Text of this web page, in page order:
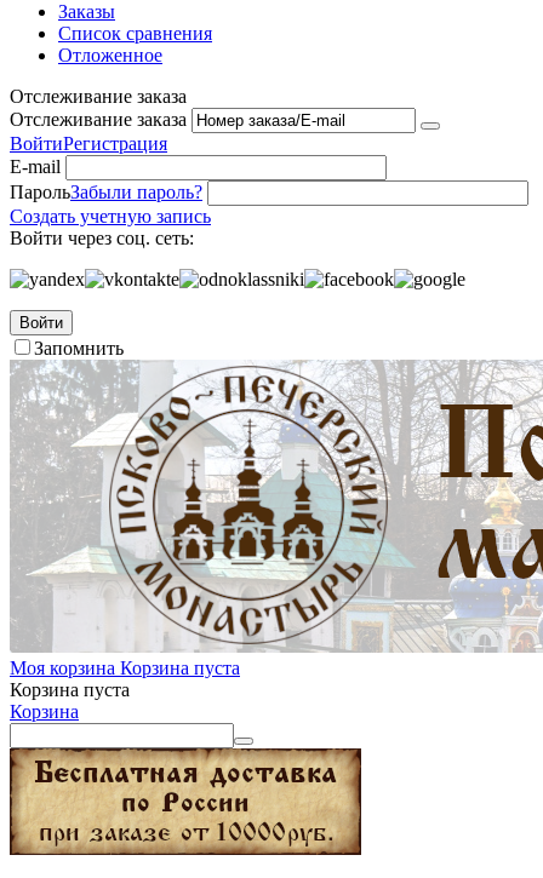
Заказы
Список сравнения
Отложенное
Отслеживание заказа
Отслеживание заказа
ВойтиРегистрация
E-mail
ПарольЗабыли пароль?
Создать учетную запись
Войти через соц. сеть:
Войти
Запомнить
Моя корзина Корзина пуста
Корзина пуста
Корзина